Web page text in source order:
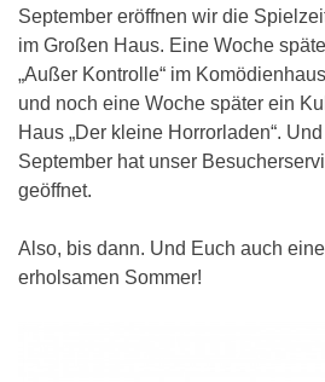
September eröffnen wir die
im Großen Haus. Eine Woche
„Außer Kontrolle“ im
und noch eine Woche später ein
Haus „Der kleine Horrorladen“.
September hat unser
geöffnet.
Also, bis dann. Und Euch auch
erholsamen Sommer!